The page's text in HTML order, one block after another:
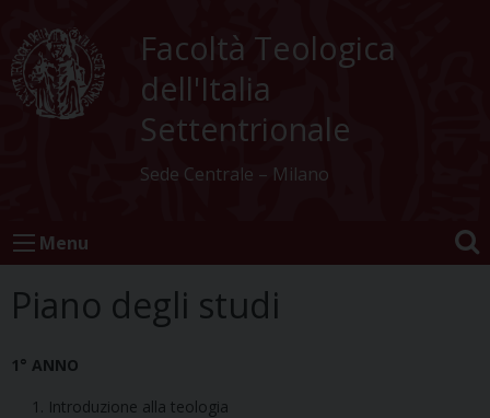
content
Facoltà Teologica
dell'Italia
Settentrionale
Sede Centrale – Milano
Menu
Piano degli studi
1° ANNO
Introduzione alla teologia